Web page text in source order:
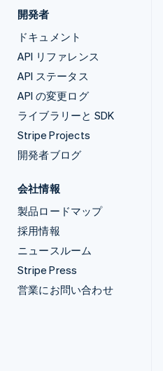
開発者
ドキュメント
API リファレンス
API ステータス
API の変更ログ
ライブラリーと SDK
Stripe Projects
開発者ブログ
会社情報
製品ロードマップ
採用情報
ニュースルーム
Stripe Press
営業にお問い合わせ